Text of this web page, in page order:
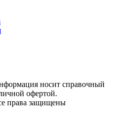
носит справочный
офертой.
права защищены